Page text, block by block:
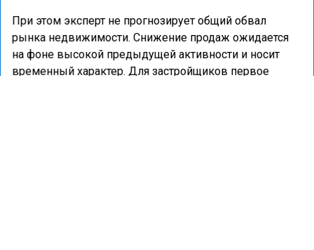
При этом эксперт не прогнозирует общий обвал
рынка недвижимости. Снижение продаж ожидается
на фоне высокой предыдущей активности и носит
временный характер. Для застройщиков первое